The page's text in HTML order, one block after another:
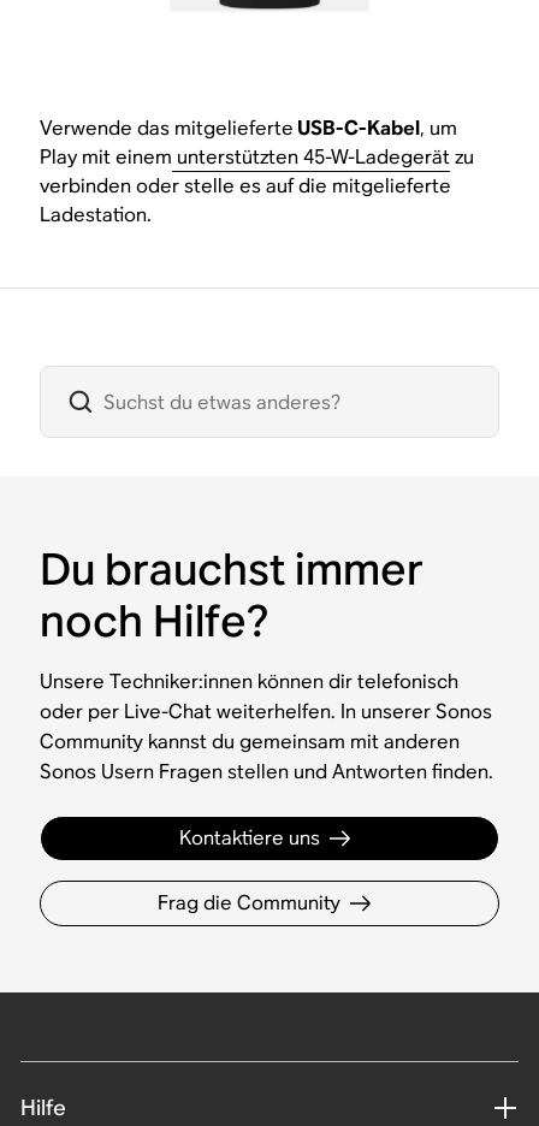
Verwende das mitgelieferte USB-C-Kabel, um
Play mit einem unterstützten 45-W-Ladegerätzu
verbinden oder stelle es auf die mitgelieferte
Ladestation.
Du brauchst immer
noch Hilfe?
Unsere Techniker:innen können dir telefonisch
oder per Live-Chat weiterhelfen. In unserer Sonos
Community kannst du gemeinsam mit anderen
Sonos Usern Fragen stellen und Antworten finden.
Kontaktiere uns
Frag die Community
Hilfe